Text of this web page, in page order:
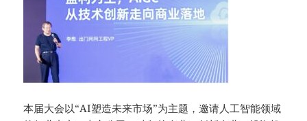
本届大会以“AI塑造未来市场”为主题，邀请人工智能领域